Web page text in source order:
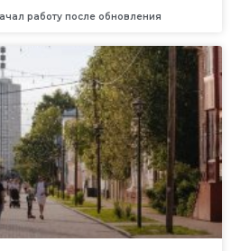
работу после обновления